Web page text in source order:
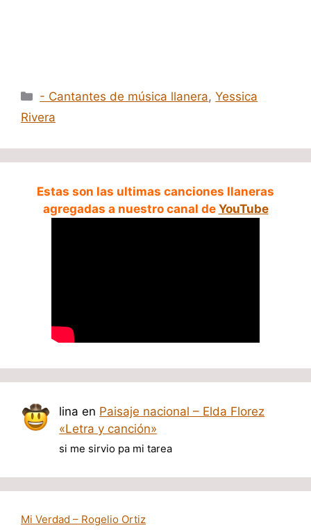
Categorías
- Cantantes de música llanera,Yessica
Rivera
Estas son las ultimas canciones llaneras
agregadas a nuestro canal de YouTube
lina en Paisaje nacional – Elda Florez
«Letra y canción»
si me sirvio pa mi tarea
Mi Verdad – Rogelio Ortiz